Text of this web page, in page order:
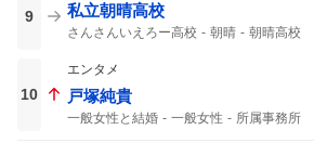
9 私立朝晴高校
さんさんいえろー高校 朝晴
朝晴高校
10
エンタメ
戸塚純貴
一般女性と結婚 一般女性 所属事務所